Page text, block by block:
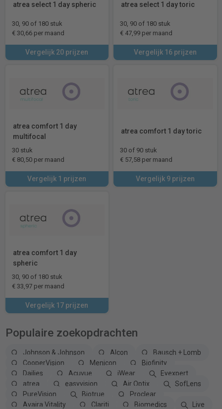
atrea select 1 day spheric
30, 90 of 180 stuk
€ 30,66 per maand
Vergelijk 20 prijzen
atrea select 1 day toric
30, 90 of 180 stuk
€ 47,99 per maand
Vergelijk 16 prijzen
atrea comfort 1 day
multifocal
30 stuk
€ 80,50 per maand
Vergelijk 1 prijzen
atrea comfort 1 day toric
30 of 90 stuk
€ 57,58 per maand
Vergelijk 9 prijzen
atrea comfort 1 day
spheric
30, 90 of 180 stuk
€ 33,97 per maand
Vergelijk 17 prijzen
Populaire zoekopdrachten
Johnson & Johnson Alcon
Bausch + Lomb
CooperVision
Menicon
Biofinity
Dailies
Acuvue iWear
Eyexpert
atrea
easyvision Air Optix
SofLens
PureVision
Biotrue
Proclear
Avaira Vitality
Clariti Biomedics
Live